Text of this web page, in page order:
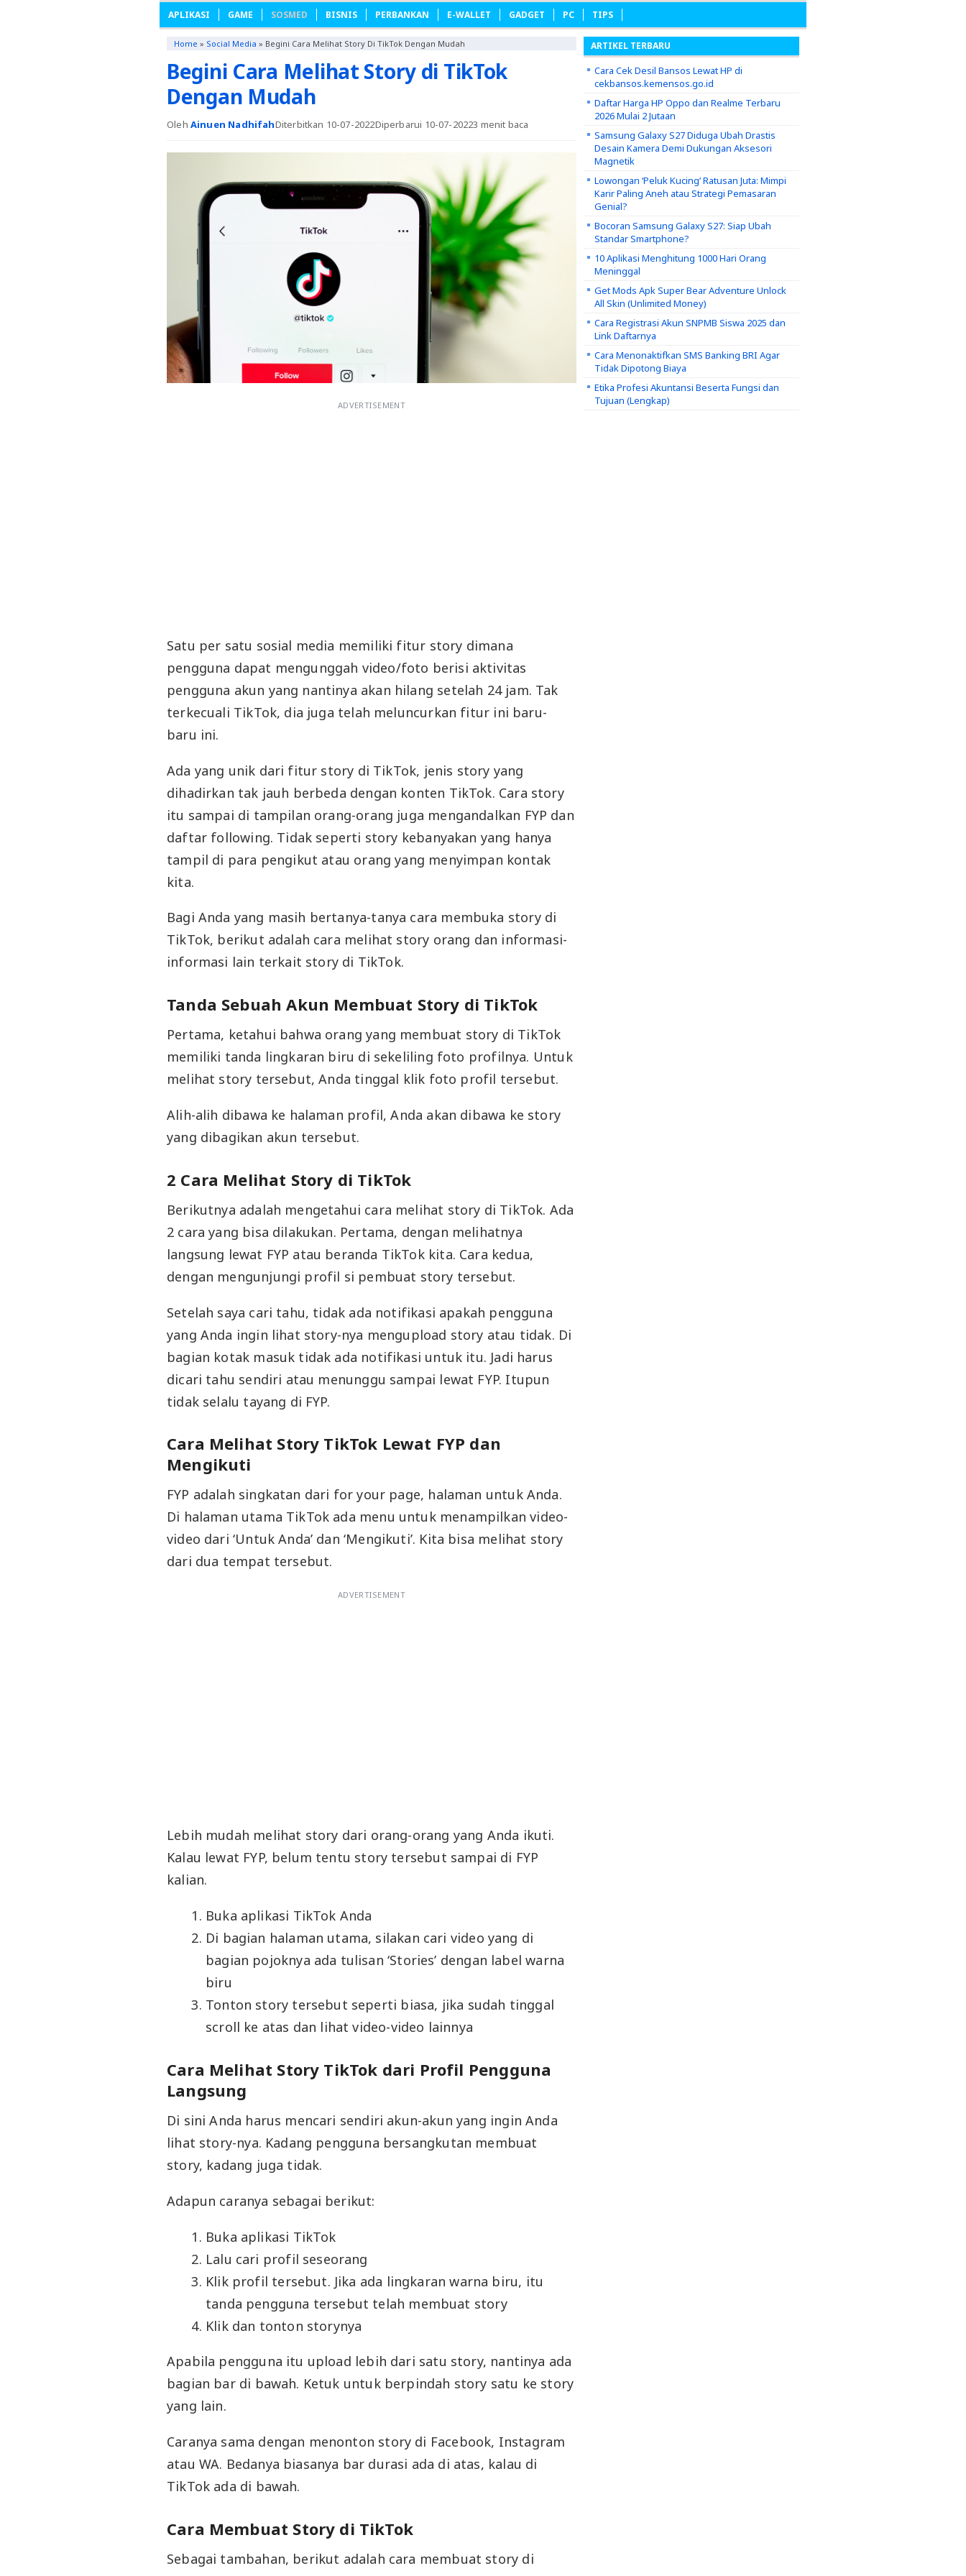
APLIKASI GAME SOSMED BISNIS PERBANKAN E-WALLET GADGET PC TIPS
Home » Social Media » Begini Cara Melihat Story Di TikTok Dengan Mudah
Begini Cara Melihat Story di TikTok
Dengan Mudah
Oleh Ainuen NadhifahDiterbitkan 10-07-2022Diperbarui 10-07-20223 menit baca
ADVERTISEMENT
Satu per satu sosial media memiliki fitur story dimana
pengguna dapat mengunggah video/foto berisi aktivitas
pengguna akun yang nantinya akan hilang setelah 24 jam. Tak
terkecuali TikTok, dia juga telah meluncurkan fitur ini baru-
baru ini.
Ada yang unik dari fitur story di TikTok, jenis story yang
dihadirkan tak jauh berbeda dengan konten TikTok. Cara story
itu sampai di tampilan orang-orang juga mengandalkan FYP dan
daftar following. Tidak seperti story kebanyakan yang hanya
tampil di para pengikut atau orang yang menyimpan kontak
kita.
Bagi Anda yang masih bertanya-tanya cara membuka story di
TikTok, berikut adalah cara melihat story orang dan informasi-
informasi lain terkait story di TikTok.
Tanda Sebuah Akun Membuat Story di TikTok
Pertama, ketahui bahwa orang yang membuat story di TikTok
memiliki tanda lingkaran biru di sekeliling foto profilnya. Untuk
melihat story tersebut, Anda tinggal klik foto profil tersebut.
Alih-alih dibawa ke halaman profil, Anda akan dibawa ke story
yang dibagikan akun tersebut.
2 Cara Melihat Story di TikTok
Berikutnya adalah mengetahui cara melihat story di TikTok. Ada
2 cara yang bisa dilakukan. Pertama, dengan melihatnya
langsung lewat FYP atau beranda TikTok kita. Cara kedua,
dengan mengunjungi profil si pembuat story tersebut.
Setelah saya cari tahu, tidak ada notifikasi apakah pengguna
yang Anda ingin lihat story-nya mengupload story atau tidak. Di
bagian kotak masuk tidak ada notifikasi untuk itu. Jadi harus
dicari tahu sendiri atau menunggu sampai lewat FYP. Itupun
tidak selalu tayang di FYP.
Cara Melihat Story TikTok Lewat FYP dan
Mengikuti
FYP adalah singkatan dari for your page, halaman untuk Anda.
Di halaman utama TikTok ada menu untuk menampilkan video-
video dari ‘Untuk Anda’ dan ‘Mengikuti’. Kita bisa melihat story
dari dua tempat tersebut.
ADVERTISEMENT
Lebih mudah melihat story dari orang-orang yang Anda ikuti.
Kalau lewat FYP, belum tentu story tersebut sampai di FYP
kalian.
Buka aplikasi TikTok Anda
Di bagian halaman utama, silakan cari video yang di
bagian pojoknya ada tulisan ‘Stories’ dengan label warna
biru
Tonton story tersebut seperti biasa, jika sudah tinggal
scroll ke atas dan lihat video-video lainnya
Cara Melihat Story TikTok dari Profil Pengguna
Langsung
Di sini Anda harus mencari sendiri akun-akun yang ingin Anda
lihat story-nya. Kadang pengguna bersangkutan membuat
story, kadang juga tidak.
Adapun caranya sebagai berikut:
Buka aplikasi TikTok
Lalu cari profil seseorang
Klik profil tersebut. Jika ada lingkaran warna biru, itu
tanda pengguna tersebut telah membuat story
Klik dan tonton storynya
Apabila pengguna itu upload lebih dari satu story, nantinya ada
bagian bar di bawah. Ketuk untuk berpindah story satu ke story
yang lain.
Caranya sama dengan menonton story di Facebook, Instagram
atau WA. Bedanya biasanya bar durasi ada di atas, kalau di
TikTok ada di bawah.
Cara Membuat Story di TikTok
Sebagai tambahan, berikut adalah cara membuat story di
ARTIKEL TERBARU
Cara Cek Desil Bansos Lewat HP di
cekbansos.kemensos.go.id
Daftar Harga HP Oppo dan Realme Terbaru
2026 Mulai 2 Jutaan
Samsung Galaxy S27 Diduga Ubah Drastis
Desain Kamera Demi Dukungan Aksesori
Magnetik
Lowongan ‘Peluk Kucing’ Ratusan Juta: Mimpi
Karir Paling Aneh atau Strategi Pemasaran
Genial?
Bocoran Samsung Galaxy S27: Siap Ubah
Standar Smartphone?
10 Aplikasi Menghitung 1000 Hari Orang
Meninggal
Get Mods Apk Super Bear Adventure Unlock
All Skin (Unlimited Money)
Cara Registrasi Akun SNPMB Siswa 2025 dan
Link Daftarnya
Cara Menonaktifkan SMS Banking BRI Agar
Tidak Dipotong Biaya
Etika Profesi Akuntansi Beserta Fungsi dan
Tujuan (Lengkap)